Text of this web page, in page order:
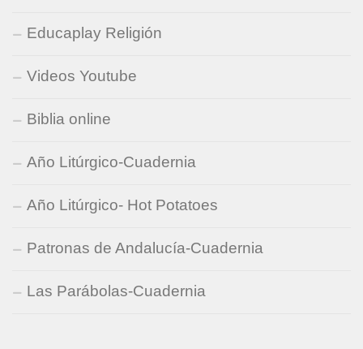
Educaplay Religión
Videos Youtube
Biblia online
Año Litúrgico-Cuadernia
Año Litúrgico- Hot Potatoes
Patronas de Andalucía-Cuadernia
Las Parábolas-Cuadernia